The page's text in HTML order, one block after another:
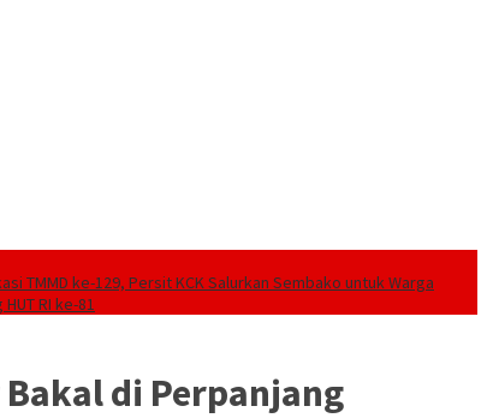
TMMD ke-129, Persit KCK Salurkan Sembako untuk Warga
RI ke-81
di Perpanjang